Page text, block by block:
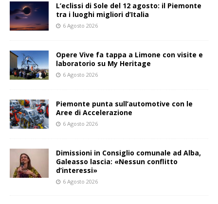
L’eclissi di Sole del 12 agosto: il Piemonte
tra i luoghi migliori d’Italia
6 Agosto 2026
Opere Vive fa tappa a Limone con visite e
laboratorio su My Heritage
6 Agosto 2026
Piemonte punta sull’automotive con le
Aree di Accelerazione
6 Agosto 2026
Dimissioni in Consiglio comunale ad Alba,
Galeasso lascia: «Nessun conflitto
d’interessi»
6 Agosto 2026